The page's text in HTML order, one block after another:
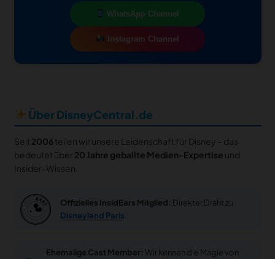
WhatsApp Channel
Instagram Channel
Über DisneyCentral.de
Seit 2006teilen wir unsere Leidenschaft für Disney – das
bedeutet über 20 Jahre geballte Medien-Expertise und
Insider-Wissen.
Offizielles InsidEars Mitglied: Direkter Draht zu
Disneyland Paris
Ehemalige Cast Member: Wir kennen die Magie von